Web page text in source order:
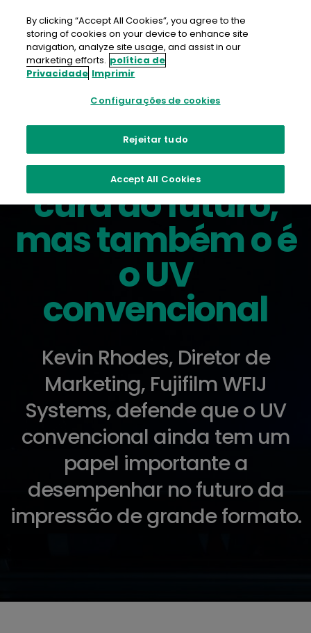
conteúdo
O LED UV é a
tecnologia de
cura do futuro,
mas também o é
o UV
convencional
Kevin Rhodes, Diretor de
Marketing, Fujifilm WFIJ
Systems, defende que o UV
convencional ainda tem um
papel importante a
desempenhar no futuro da
impressão de grande formato.
By clicking “Accept All Cookies”, you agree to the
storing of cookies on your device to enhance site
navigation, analyze site usage, and assist in our
marketing efforts. política de
Privacidade Imprimir
Configurações de cookies
Rejeitar tudo
Accept All Cookies